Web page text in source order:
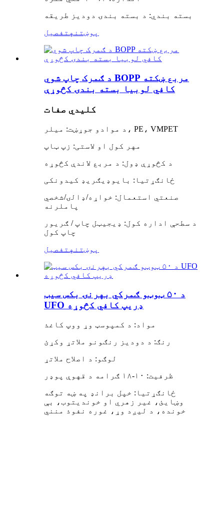
بسته بندي: د بسته بندۍ دودیز طریقه
پوښتنهتفصیل
د ګمرک چاپ شوي BOPP مربع ښکته
کافي لوبیا بسته بندۍ کڅوړې
کلیدي صفات
د موادو جوړښت: میلر، PE، VMPET
مهر کول او لاستی: زپ ټاپ
د کڅوړې ډول: د مربع لاندې کڅوړه
ځانګړتیا: بایوډیګریډ کیدونکی
صنعتي استعمال: خواړه/ډالۍ/شخصي
پاملرنه
د سطحې اداره کول: ډیجیټل چاپ / ګریور
چاپ کول
پوښتنه تفصیل
د ۵۰ ټوټو ګمرکي بهرنۍ بکس سیټ
UFO ډریپ کافي کڅوړه
مواد: د کمپوسټ وړ ووپ کاغذ
رنګ: د دودیز رنګونو ملاتړ وکړئ
لوګو: د اصلاح ملاتړ
ظرفیت: ۱۰-۱۸ ګرامه د قهوې پوډر
ځانګړتیا: خپل برانډ په ښه توګه
وښایئ، غیر زهري او خوندیتوب، بې
خونده، د لیږد وړ، غوره نفوذ منني